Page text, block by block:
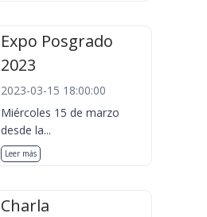
Expo Posgrado
2023
2023-03-15 18:00:00
Miércoles 15 de marzo
desde la...
Leer más
Charla